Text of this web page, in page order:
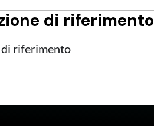
di riferimento
riferimento